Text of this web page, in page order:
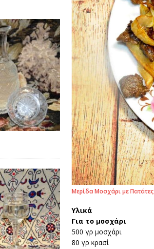
Μερίδα Μοσχάρι με Πατάτες
Υλικά
Για το μοσχάρι
500 γρ μοσχάρι
80 γρ κρασί